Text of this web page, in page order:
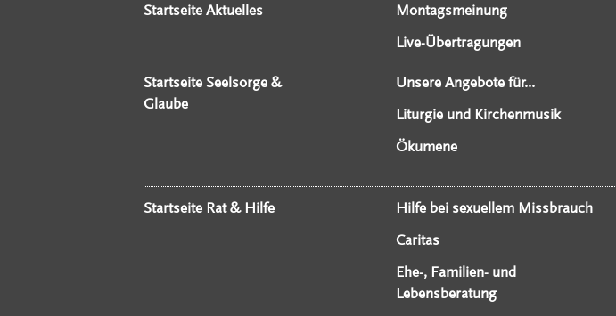
Startseite Aktuelles Montagsmeinung
Live-Übertragungen
Startseite Seelsorge &
Glaube
Unsere Angebote für...
Liturgie und Kirchenmusik
Ökumene
Startseite Rat & Hilfe Hilfe bei sexuellem Missbrauch
Caritas
Ehe-, Familien- und
Lebensberatung